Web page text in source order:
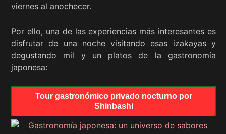
viernes al anochecer.
Por ello, una de las experiencias más interesantes es
disfrutar de una noche visitando esas izakayas y
degustando mil y un platos de la gastronomía
japonesa:
Tour gastronómico privado nocturno por
Shinbashi